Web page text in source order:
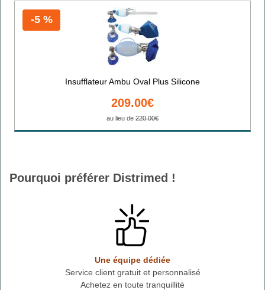
-5 %
Insufflateur Ambu Oval Plus Silicone
209.00€
au lieu de 220.00€
Pourquoi préférer Distrimed !
Une équipe dédiée
Service client gratuit et personnalisé
Achetez en toute tranquillité